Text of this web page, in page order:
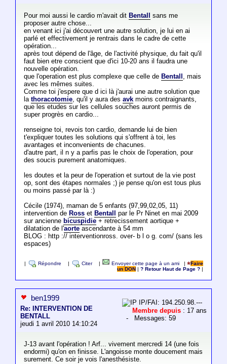
Pour moi aussi le cardio m'avait dit Bentall
sans me
proposer autre chose...
en venant ici j'ai découvert une autre solution, je lui en ai
parlé et effectivement je rentrais dans le cadre de cette
opération...
après tout dépend de l'âge, de l'activité physique, du fait qu'il
faut bien etre conscient que d'ici 10-20 ans il faudra une
nouvelle opération.
que l'operation est plus complexe que celle de Bentall , mais
avec les mêmes suites.
Comme toi j'espere que d ici là j'aurai une autre solution que
la thoracotomie, qu'il y aura des avkmoins contraignants,
que les etudes sur les cellules souches auront permis de
super progrès en cardio...
renseigne toi, revois ton cardio, demande lui de bien
t'expliquer toutes les solutions qui s'offrent à toi, les
avantages et inconvenients de chacunes.
d'autre part, il n y a parfis pas le choix de l'operation, pour
des soucis purement anatomiques.
les doutes et la peur de l'operation et surtout de la vie post
op, sont des étapes normales ;) je pense qu'on est tous plus
ou moins passé par là :)
Cécile (1974), maman de 5 enfants (97,99,02,05, 11)
intervention de Rosset Bentall
par le Pr Ninet en mai 2009
sur ancienne bicuspidie+ retrecissement aortique +
dilatation de l'aorteascendante à 54 mm
BLOG : http :// interventionross. over- b l o g. com/ (sans les
espaces)
Répondre Citer Envoyer cette page à un ami |
Faire
un DON
|? Retour Haut de Page ?
ben1999
Re: INTERVENTION DE
BENTALL
jeudi 1 avril 2010 14:10:24
IP/FAI: 194.250.98.---
Membre depuis : 17 ans
- Messages: 59
J-13 avant l'opération ! Arf... vivement mercredi 14 (une fois
endormi) qu'on en finisse. L'angoisse monte doucement mais
surement. Ce soir je vois l'anesthésiste.